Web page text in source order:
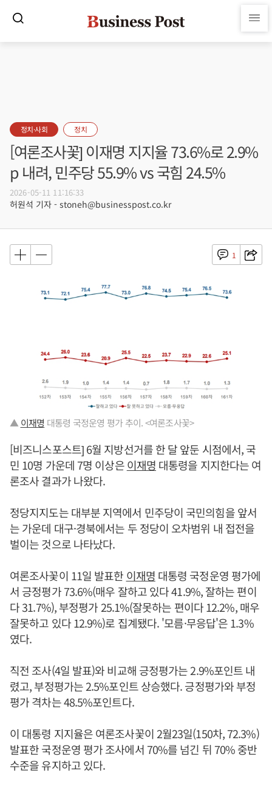
정치·사회 정치
[여론조사꽃] 이재명 지지율 73.6%로 2.9%
p 내려, 민주당 55.9% vs 국힘 24.5%
2026-05-11 11:16:33
허원석 기자 - stoneh@businesspost.co.kr
1
▲ 이재명 대통령 국정운영 평가 추이. <여론조사꽃>
[비즈니스포스트] 6월 지방선거를 한 달 앞둔 시점에서, 국
민 10명 가운데 7명 이상은이재명 대통령을 지지한다는 여
론조사 결과가 나왔다.
정당지지도는 대부분 지역에서 민주당이 국민의힘을 앞서
는 가운데 대구·경북에서는 두 정당이 오차범위 내 접전을
벌이는 것으로 나타났다.
여론조사꽃이 11일 발표한 이재명 대통령 국정운영 평가에
서 긍정평가 73.6%(매우 잘하고 있다 41.9%, 잘하는 편이
다 31.7%), 부정평가 25.1%(잘못하는 편이다 12.2%, 매우
잘못하고 있다 12.9%)로 집계됐다. '모름·무응답'은 1.3%
였다.
직전 조사(4일 발표)와 비교해 긍정평가는 2.9%포인트 내
렸고, 부정평가는 2.5%포인트 상승했다. 긍정평가와 부정
평가 격차는 48.5%포인트다.
이 대통령 지지율은 여론조사꽃이 2월23일(150차, 72.3%)
발표한 국정운영 평가 조사에서 70%를 넘긴 뒤 70% 중반
수준을 유지하고 있다.